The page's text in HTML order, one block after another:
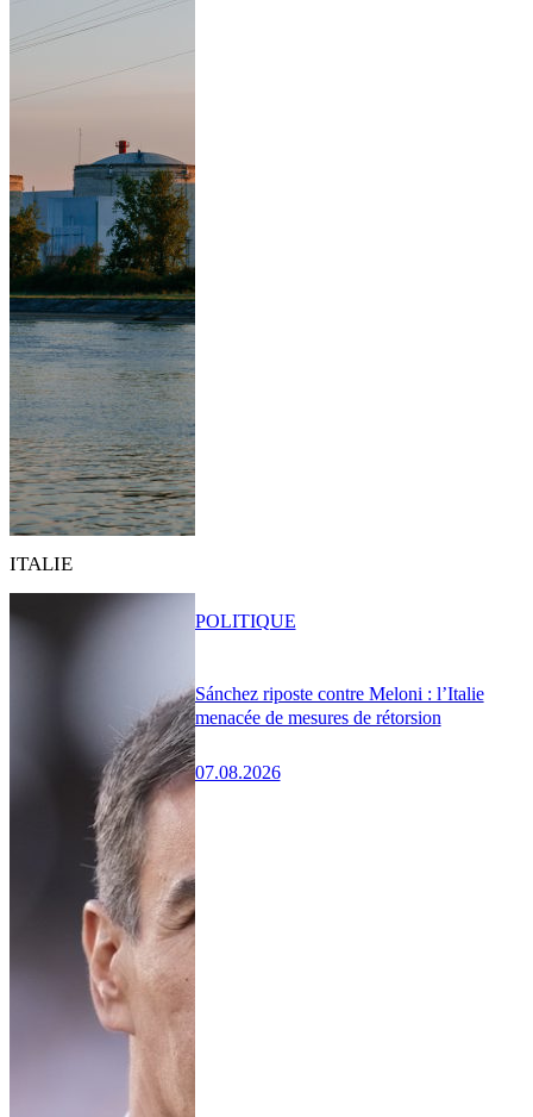
ITALIE
Sánchez riposte contre Meloni : l’Italie
menacée de mesures de rétorsion
07.08.2026
POLITIQUE